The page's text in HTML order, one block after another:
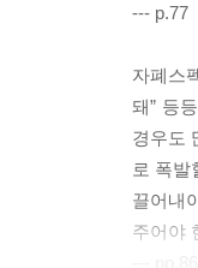
에필로
[부록 -
전문가
전문가
전문가
전문가
--- p.77
자폐스
돼” 등
경우도
로 폭발
끌어내
주어야